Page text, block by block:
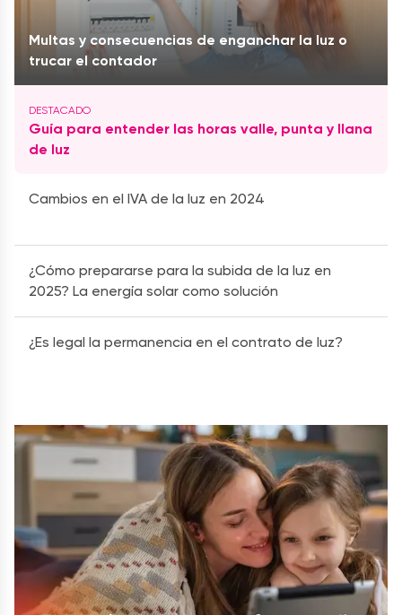
Multas y consecuencias de enganchar la luz o
trucar el contador
Guía para entender las horas valle, punta y llana
de luz
Cambios en el IVA de la luz en 2024
¿Cómo prepararse para la subida de la luz en
2025? La energía solar como solución
¿Es legal la permanencia en el contrato de luz?